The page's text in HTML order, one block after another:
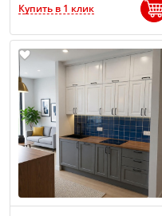
Купить в 1 клик